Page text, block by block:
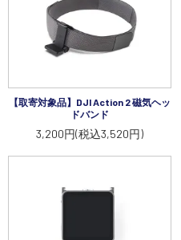
【取寄対象品】DJI Action 2 磁気ヘッ
ドバンド
3,200円(税込3,520円)